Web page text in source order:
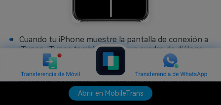
Abrir en MobileTrans
Cuando tu iPhone muestre la pantalla de conexión a
iTunes, iTunes también abrirá un cuadro de diálogo
en tu computador. Selecciona
Restaurary sigue las
instrucciones que aparecen en pantalla para
restaurar la copia de seguridad de tu iPhone desde